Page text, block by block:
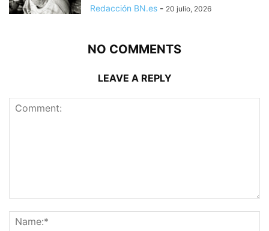
Redacción BN.es - 20 julio, 2026
NO COMMENTS
LEAVE A REPLY